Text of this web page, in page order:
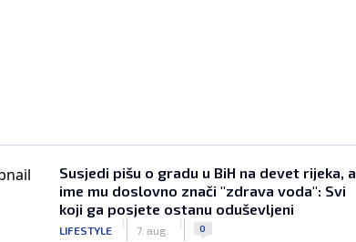
Susjedi pišu o gradu u BiH na devet rijeka, a
ime mu doslovno znači "zdrava voda": Svi
koji ga posjete ostanu oduševljeni
LIFESTYLE
|
7. aug.
| 0